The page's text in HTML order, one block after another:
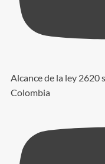
Alcance de la ley 2620
Colombia